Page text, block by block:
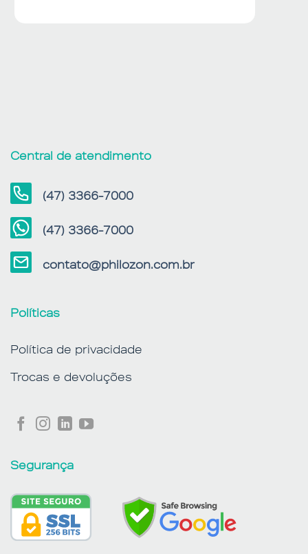
Central de atendimento
(47) 3366-7000
(47) 3366-7000
contato@philozon.com.br
Políticas
Política de privacidade
Trocas e devoluções
Segurança